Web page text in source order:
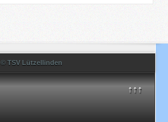
© TSV Lützellinden
↑↑↑